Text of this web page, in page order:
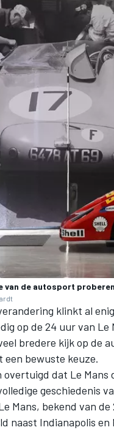
van de autosport
klinkt al
op de 24 uur van
bredere kijk op de
een bewuste keuze.
overtuigd dat Le
geschiedenis
Mans, bekend van
naast Indianapolis